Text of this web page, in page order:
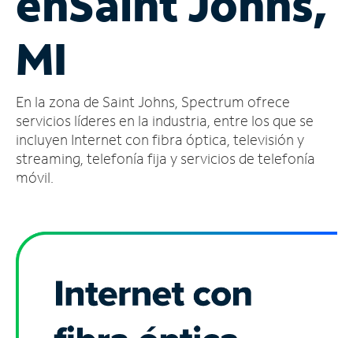
cuenta
Encuentra
tienda
MI
En la zona de Saint Johns, Spectrum ofrece
servicios líderes en la industria, entre los que se
incluyen Internet con fibra óptica, televisión y
streaming, telefonía fija y servicios de telefonía
móvil.